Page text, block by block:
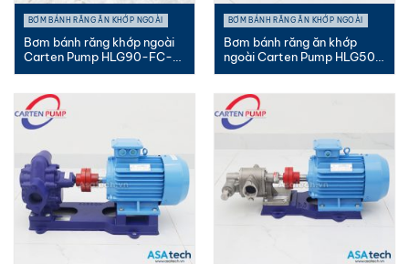
BƠM BÁNH RĂNG ĂN KHỚP NGOÀI
Bơm bánh răng khớp ngoài
Carten Pump HLG90-FC-
PK |...
BƠM BÁNH RĂNG ĂN KHỚP NGOÀI
Bơm bánh răng ăn khớp
ngoài Carten Pump HLG50-
FC-P...